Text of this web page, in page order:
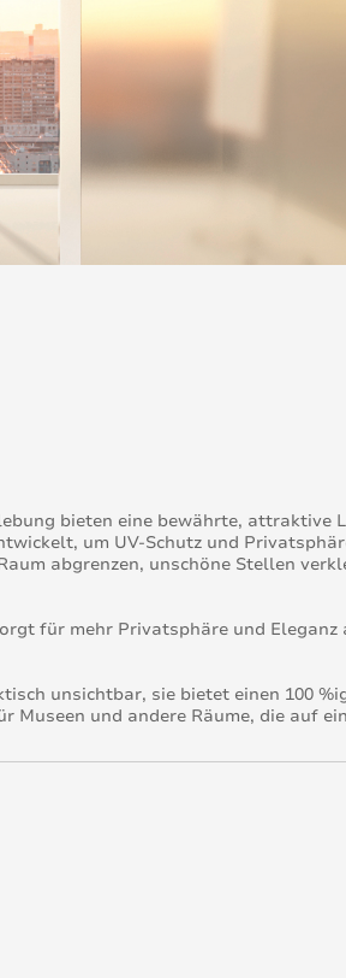
bieten eine bewährte, attraktive
um UV-Schutz und
abgrenzen, unschöne Stellen
für mehr Privatsphäre und Eleganz
unsichtbar, sie bietet einen 100
und andere Räume, die auf